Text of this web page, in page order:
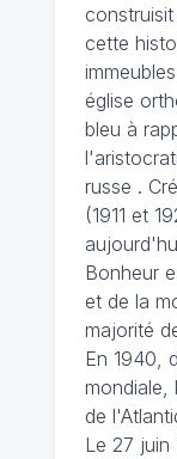
cette
église
bleu à
russe .
(1911 et
Bonheur
et de la
majorité
En 1940,
mondiale,
de
Le 27 juin